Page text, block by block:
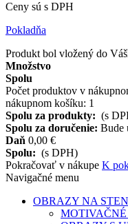
Ceny sú s DPH
Pokladňa
Produkt bol vložený do
Množstvo
Spolu
Počet produktov v
nákupnom košíku: 1
Spolu za produkty: (s
Spolu za doručenie: Bude
Daň 0,00 €
Spolu: (s DPH)
Pokračovať v nákupe K
Navigačné menu
OBRAZY NA